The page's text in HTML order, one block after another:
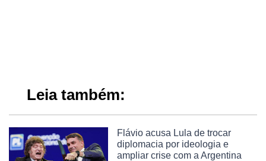
Leia também:
Flávio acusa Lula de trocar
diplomacia por ideologia e
ampliar crise com a Argentina